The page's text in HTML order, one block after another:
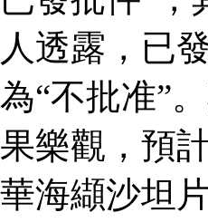
人透露，已
為“不批准”
果樂觀，預
華海纈沙坦